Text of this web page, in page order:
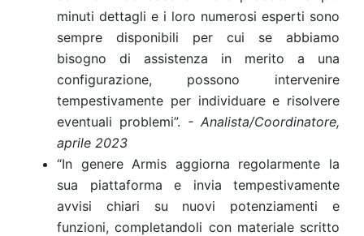
minuti dettagli e i loro numerosi esperti sono
sempre disponibili per cui se abbiamo
bisogno di assistenza in merito a una
configurazione, possono intervenire
tempestivamente per individuare e risolvere
eventuali problemi”. - Analista/Coordinatore,
aprile 2023
“In genere Armis aggiorna regolarmente la
sua piattaforma e invia tempestivamente
avvisi chiari su nuovi potenziamenti e
funzioni, completandoli con materiale scritto